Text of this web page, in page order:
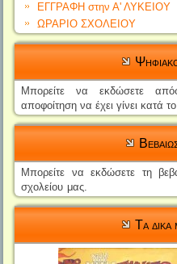
ΕΓΓΡΑΦΗ στην Α' ΛΥΚΕΙΟΥ
ΩΡΑΡΙΟ ΣΧΟΛΕΙΟΥ
Μπορείτε να εκδώσετε
αποφοίτηση να έχει γίνεικατά
Μπορείτε να εκδώσετε τη
σχολείου μας.
Τα